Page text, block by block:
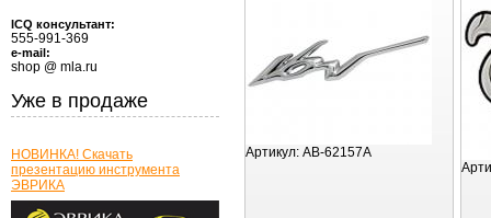
Артикул: AB-62157A
ICQ консультант:
555-991-369
e-mail:
shop @ mla.ru
Уже в продаже
НОВИНКА! Скачать
презентацию инструмента
ЭВРИКА